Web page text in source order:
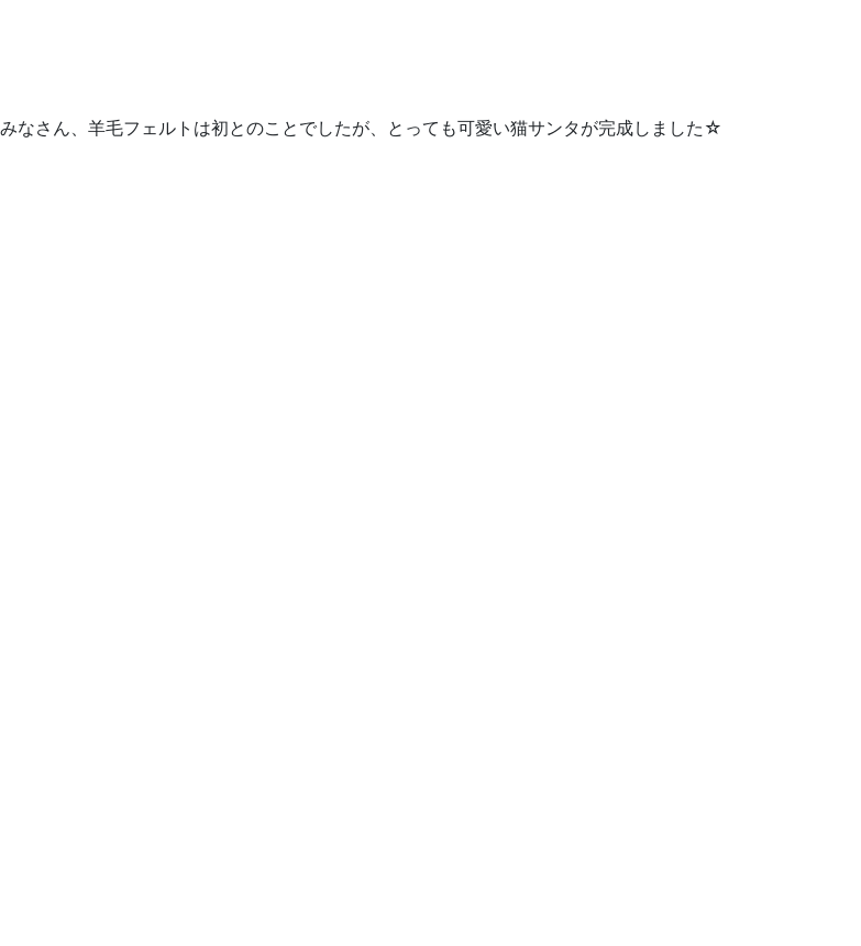
みなさん、羊毛フェルトは初とのことでしたが、とっても可愛い猫サンタが完成しました☆